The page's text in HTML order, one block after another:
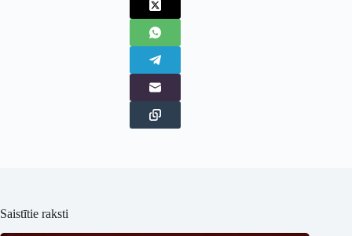
Saistītie raksti